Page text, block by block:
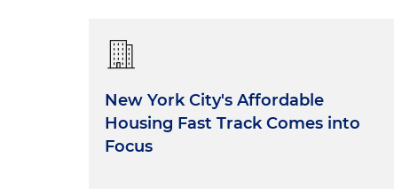
New York City's Affordable
Housing Fast Track Comes into
Focus